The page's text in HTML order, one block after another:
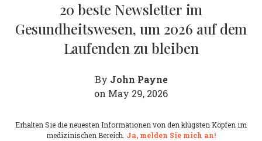
20 beste Newsletter im
Gesundheitswesen, um 2026 auf dem
Laufenden zu bleiben
By John Payne
on May 29, 2026
Erhalten Sie die neuesten Informationen von den klügsten Köpfen im
medizinischen Bereich. Ja, melden Sie mich an!